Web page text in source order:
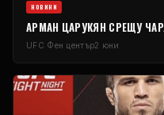
НОВИНИ
АРМАН ЦАРУКЯН СРЕЩУ
UFC Фен център2 юни